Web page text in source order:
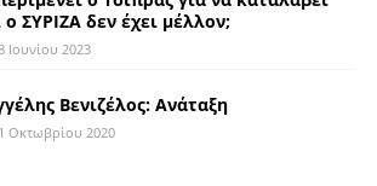
ο ΣΥΡΙΖΑ δεν έχει μέλλον;
Ιουνίου 2023
Βενιζέλος: Ανάταξη
Οκτωβρίου 2020